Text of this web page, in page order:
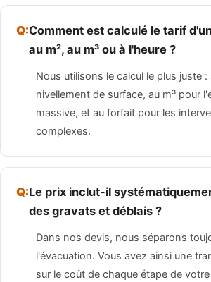
Comment est calculé le tarif
au m², au m³ ou à l'heure ?
Nous utilisons le calcul le plus juste :
nivellement de surface, au m³ pour
massive, et au forfait pour les
complexes.
Le prix inclut-il
des gravats et déblais ?
Dans nos devis, nous séparons
l'évacuation. Vous avez ainsi une
sur le coût de chaque étape de